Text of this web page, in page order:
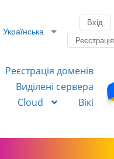
Українська
Вхід
Реєстрація
Реєстрація доменів
Виділені сервера
Cloud
Вікі